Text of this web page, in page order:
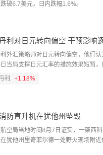
破6.7美元，日内跌幅1.6%。
利对日元转向偏空 干预影响
外汇策略师对日元转向偏空，他们
当局支撑日元汇率的措施效果短暂，
局联手支撑日元仅短暂提振了日元需求
高，”David Adams、Andrew
五写道。（财联社）
利 +1.18%
防直升机在犹他州坠毁
空局当地时间8月7日证实，一架西
犹他州里奇菲尔德一处野火现场附近